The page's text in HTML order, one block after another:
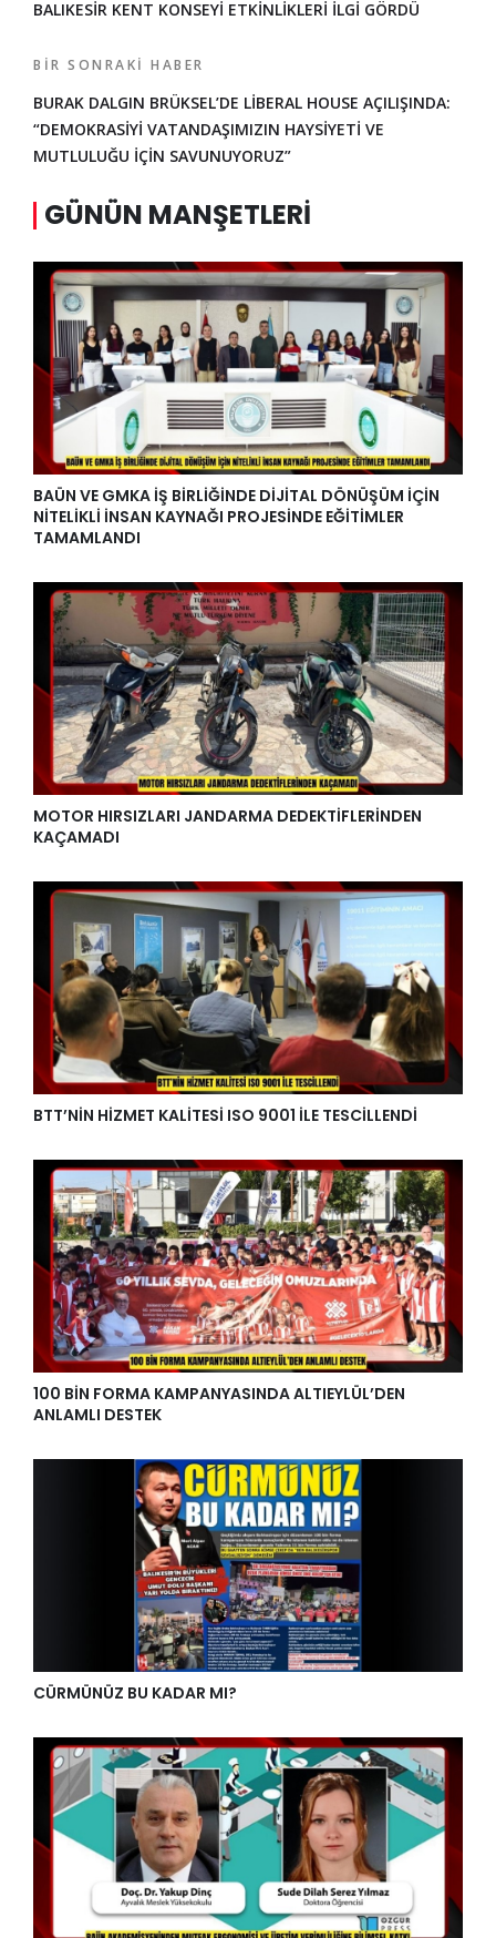
BALIKESİR KENT KONSEYİ ETKİNLİKLERİ İLGİ GÖRDÜ
BIR SONRAKI HABER
BURAK DALGIN BRÜKSEL’DE LİBERAL HOUSE AÇILIŞINDA:
“DEMOKRASİYİ VATANDAŞIMIZIN HAYSİYETİ VE
MUTLULUĞU İÇİN SAVUNUYORUZ”
GÜNÜN MANŞETLERI
BAÜN VE GMKA İŞ BİRLİĞİNDE DİJİTAL DÖNÜŞÜM İÇİN
NİTELİKLİ İNSAN KAYNAĞI PROJESİNDE EĞİTİMLER
TAMAMLANDI
MOTOR HIRSIZLARI JANDARMA DEDEKTİFLERİNDEN
KAÇAMADI
BTT’NİN HİZMET KALİTESİ ISO 9001 İLE TESCİLLENDİ
100 BİN FORMA KAMPANYASINDA ALTIEYLÜL’DEN
ANLAMLI DESTEK
CÜRMÜNÜZ BU KADAR MI?